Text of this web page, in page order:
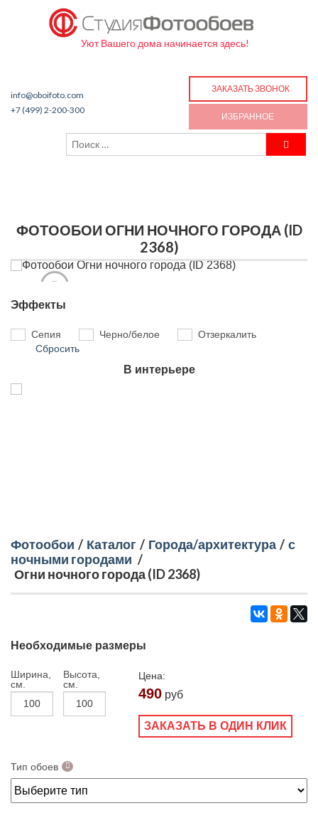
Уют Вашего дома начинается здесь!
info@oboifoto.com
+7 (499) 2-200-300
ЗАКАЗАТЬ ЗВОНОК
ИЗБРАННОЕ
ФОТООБОИ ОГНИ НОЧНОГО ГОРОДА (ID
2368)
Эффекты
Сепия Черно/белое
Отзеркалить
Сбросить
В интерьере
Фотообои / Каталог / Города/архитектура / с
ночными городами /
Огни ночного города (ID 2368)
Необходимые размеры
Ширина,
см.
Высота,
см.
Цена:
490 руб
ЗАКАЗАТЬ В ОДИН КЛИК
Тип обоев